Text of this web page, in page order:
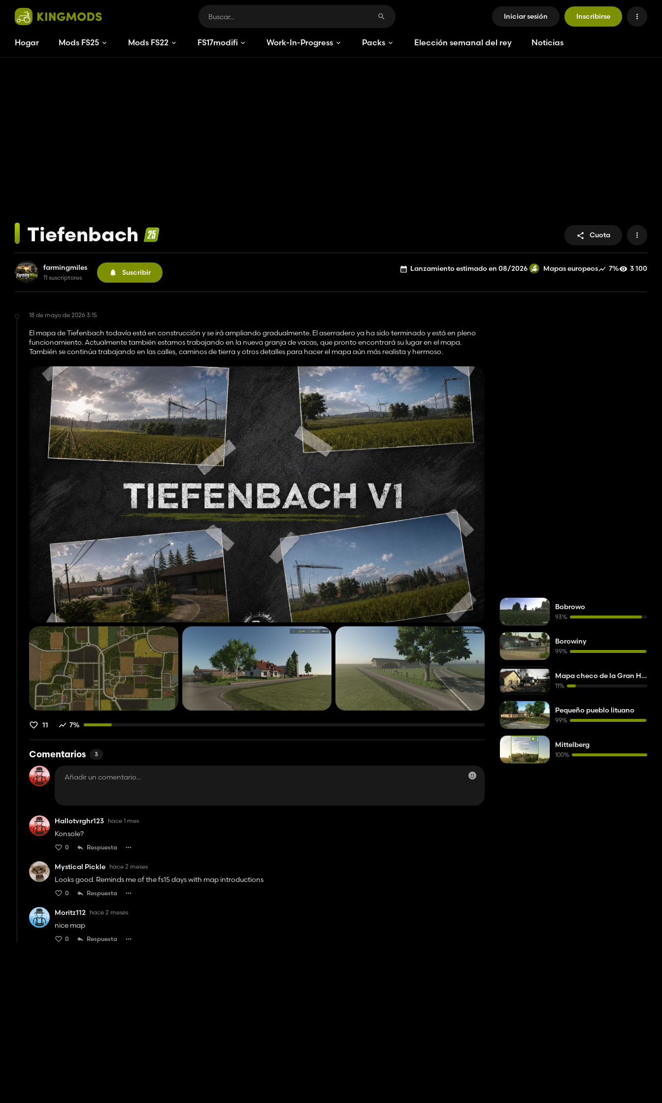
Iniciar sesión Inscribirse
Hogar Mods FS25 Mods FS22 FS17modificacionesWork-In-Progress Packs Elección semanal del rey Noticias
Tiefenbach Cuota
farmingmiles
11 suscriptores
Suscribir Lanzamiento estimado en 08/2026 Mapas europeos 7% 3 100
18 de mayo de 2026 3:15
El mapa de Tiefenbach todavía está en construcción y se irá ampliando gradualmente. El aserradero ya ha sido terminado y está en pleno
funcionamiento. Actualmente también estamos trabajando en la nueva granja de vacas, que pronto encontrará su lugar en el mapa.
También se continúa trabajando en las calles, caminos de tierra y otros detalles para hacer el mapa aún más realista y hermoso.
11 7%
Comentarios 3
Hallotvrghr123 hace 1 mes
Konsole?
0 Respuesta
Mystical Pickle hace 2 meses
Looks good. Reminds me of the fs15 days with map introductions
0 Respuesta
Moritz112 hace 2 meses
nice map
0 Respuesta
Bobrowo
93%
Borowiny
99%
Mapa checo de la Gran Heráldica
11%
Pequeño pueblo lituano
99%
Mittelberg
100%